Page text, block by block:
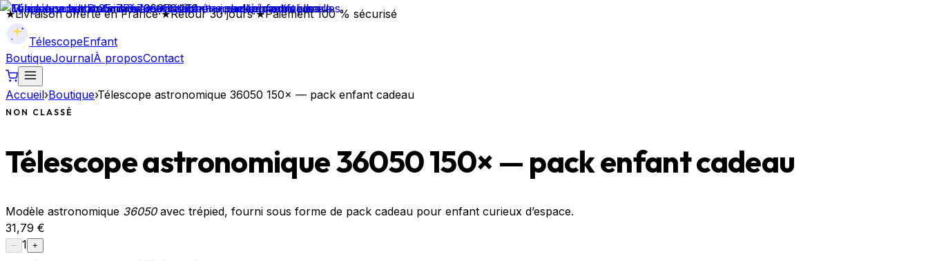
★Livraison offerte en France·★Retour 30 jours·★Paiement 100 % sécurisé
TélescopeEnfant
BoutiqueJournalÀ proposContact
Accueil›Boutique›Télescope astronomique 36050 150× — pack enfant cadeau
NON CLASSÉ
Télescope astronomique 36050 150× — pack enfant cadeau
Modèle astronomique 36050avec trépied, fourni sous forme de pack cadeau pour enfant curieux d’espace.
31,79 €
− 1 +